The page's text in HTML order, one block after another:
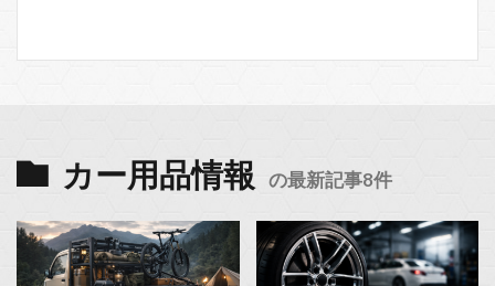
カー用品情報 の最新記事8件